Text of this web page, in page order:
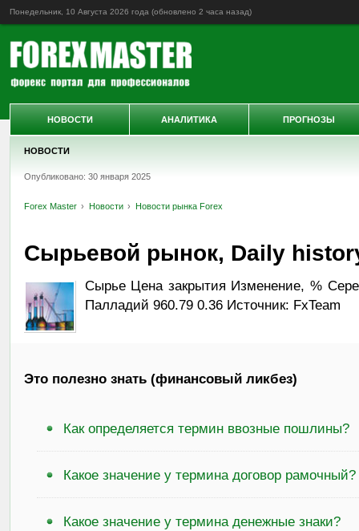
Понедельник, 10 Августа 2026 года (обновлено 2 часа назад)
НОВОСТИ
Опубликовано: 30 января 2025
Forex Master Новости Новости рынка Forex
Сырьевой рынок, Daily
Сырье Цена закрытия Изменение, %
Палладий 960.79 0.36 Источник: FxTeam
Это полезно знать (финансовый ликбез)
Как определяется термин ввозные пошлины?
Какое значение у термина договор рамочный?
Какое значение у термина денежные знаки?
НОВОСТИ АНАЛИТИКА ПРОГНОЗЫ